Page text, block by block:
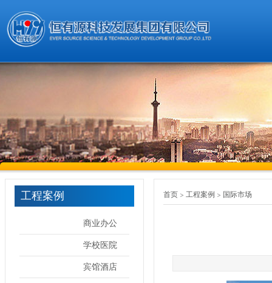
工程案例
商业办公
学校医院
宾馆酒店
首页 工程案例 国际市场